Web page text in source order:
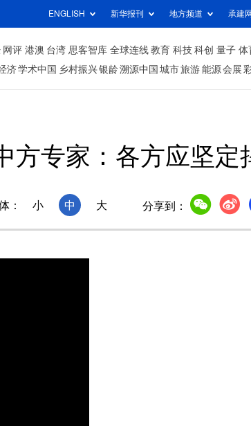
ENGLISH 新华报刊 地方频道 承建
网评 港澳 台湾 思客智库 全球连线 教育 科技 科创 量子 体
济学术中国 乡村振兴银龄溯源中国 城市旅游 能源 会展
方专家：各方应坚定
： 小 中 大 分享到：